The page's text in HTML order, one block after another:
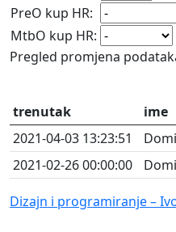
PreO kup HR:
MtbO kup HR:
Pregled promjena
trenutak ime
2021-04-03 13:23:51
2021-02-26 00:00:00
Dizajn i programiranje –